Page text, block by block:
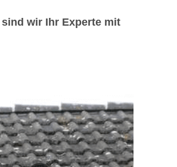
wir Ihr Experte mit